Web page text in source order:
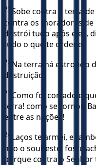
21
Sobe contra a terra
contra os moradores
destrói tudo após eles,
tudo o que te ordenei.
22 Na terra há estrondo
destruição.
23 Como foi cortado e
terra! como se tornou
entre as nações!
24 Laços te armei, e
não o soubeste; foste
porque contra o Senhor